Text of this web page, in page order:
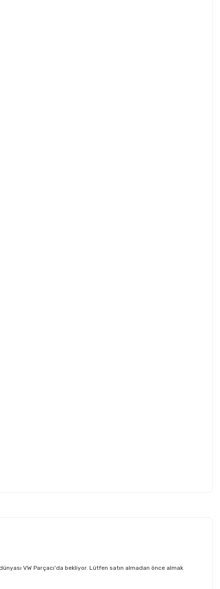
VW Parçacı'da bekliyor. Lütfen satın almadan önce almak